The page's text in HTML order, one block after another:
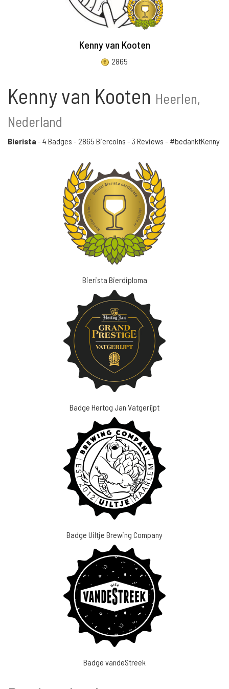
Kenny van Kooten
2865
Kenny van Kooten Heerlen,
Nederland
Bierista - 4 Badges - 2865 Biercoins - 3 Reviews - #bedanktKenny
Bierista Bierdiploma
Badge Hertog Jan Vatgerijpt
Badge Uiltje Brewing Company
Badge vandeStreek